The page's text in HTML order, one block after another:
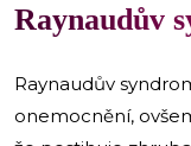
Raynaudův
Raynaudův
onemocnění,